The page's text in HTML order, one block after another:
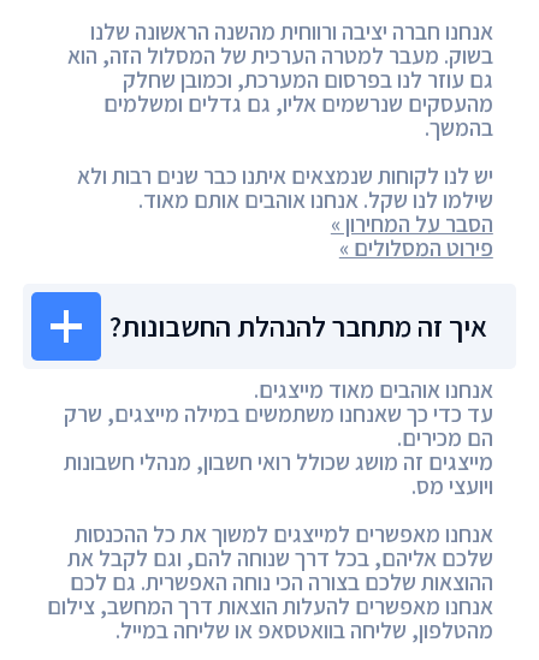
אנחנו חברה יציבה ורווחית מהשנה הראשונה שלנו
בשוק. מעבר למטרה הערכית של המסלול הזה, הוא
גם עוזר לנו בפרסום המערכת, וכמובן שחלק
מהעסקים שנרשמים אליו, גם גדלים ומשלמים
בהמשך.
יש לנו לקוחות שנמצאים איתנו כבר שנים רבות ולא
שילמו לנו שקל. אנחנו אוהבים אותם מאוד.
הסבר על המחירון »
פירוט המסלולים »
איך זה מתחבר להנהלת החשבונות?
אנחנו אוהבים מאוד מייצגים.
עד כדי כך שאנחנו משתמשים במילה מייצגים, שרק
הם מכירים.
מייצגים זה מושג שכולל רואי חשבון, מנהלי חשבונות
ויועצי מס.
אנחנו מאפשרים למייצגים למשוך את כל ההכנסות
שלכם אליהם, בכל דרך שנוחה להם, וגם לקבל את
ההוצאות שלכם בצורה הכי נוחה האפשרית. גם לכם
אנחנו מאפשרים להעלות הוצאות דרך המחשב, צילום
מהטלפון, שליחה בוואטסאפ או שליחה במייל.